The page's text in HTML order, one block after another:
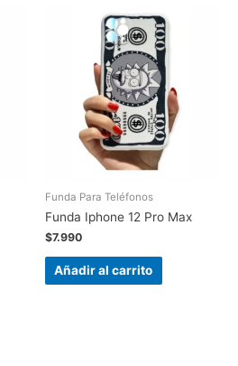
Funda Para Teléfonos
Funda Iphone 12 Pro Max
$7.990
Añadir al carrito